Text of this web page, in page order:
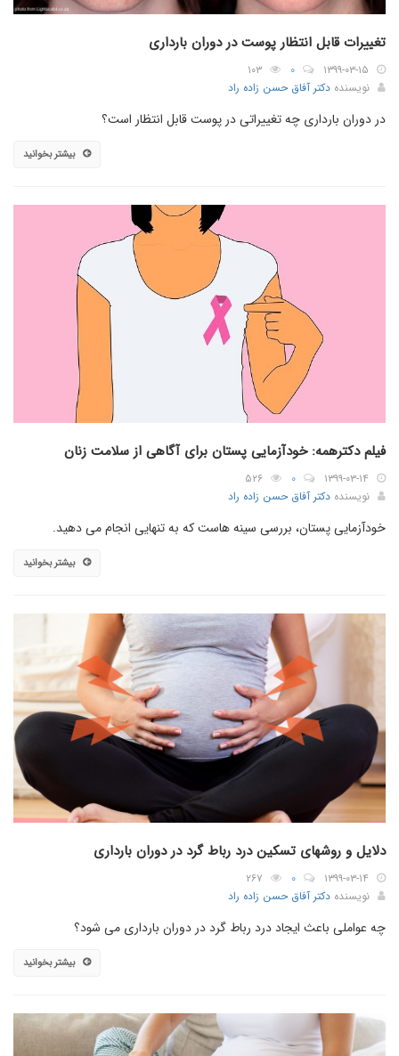
تغییرات قابل انتظار پوست در دوران بارداری
۱۳۹۹-۰۳-۱۵ ۰
۱۰۳
نویسنده دکتر آفاق حسن زاده راد
در دوران بارداری چه تغییراتی در پوست قابل انتظار است؟
بیشتر بخوانید
فیلم دکترهمه: خودآزمایی پستان برای آگاهی از سلامت زنان
۱۳۹۹-۰۳-۱۴ ۰
۵۲۶
نویسنده دکتر آفاق حسن زاده راد
خودآزمایی پستان، بررسی سینه هاست که به تنهایی انجام می دهید.
بیشتر بخوانید
دلایل و روشهای تسکین درد رباط گرد در دوران بارداری
۱۳۹۹-۰۳-۱۴ ۰
۲۶۷
نویسنده دکتر آفاق حسن زاده راد
چه عواملی باعث ایجاد درد رباط گرد در دوران بارداری می شود؟
بیشتر بخوانید